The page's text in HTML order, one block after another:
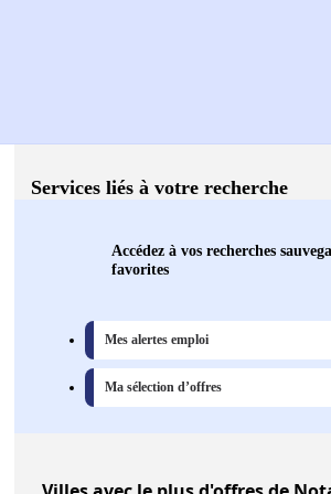
Services liés à votre recherche
Accédez à vos recherches
favorites
Mes alertes emploi
Ma sélection d’offres